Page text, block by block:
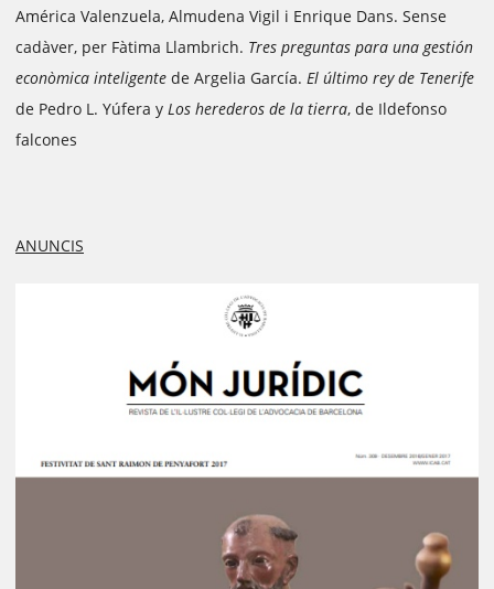
América Valenzuela, Almudena Vigil i Enrique Dans. Sense
cadàver, per Fàtima Llambrich. Tres preguntas para una gestión
econòmica inteligente de Argelia García. El último rey de Tenerife
de Pedro L. Yúfera y Los herederos de la tierra, de Ildefonso
falcones
ANUNCIS